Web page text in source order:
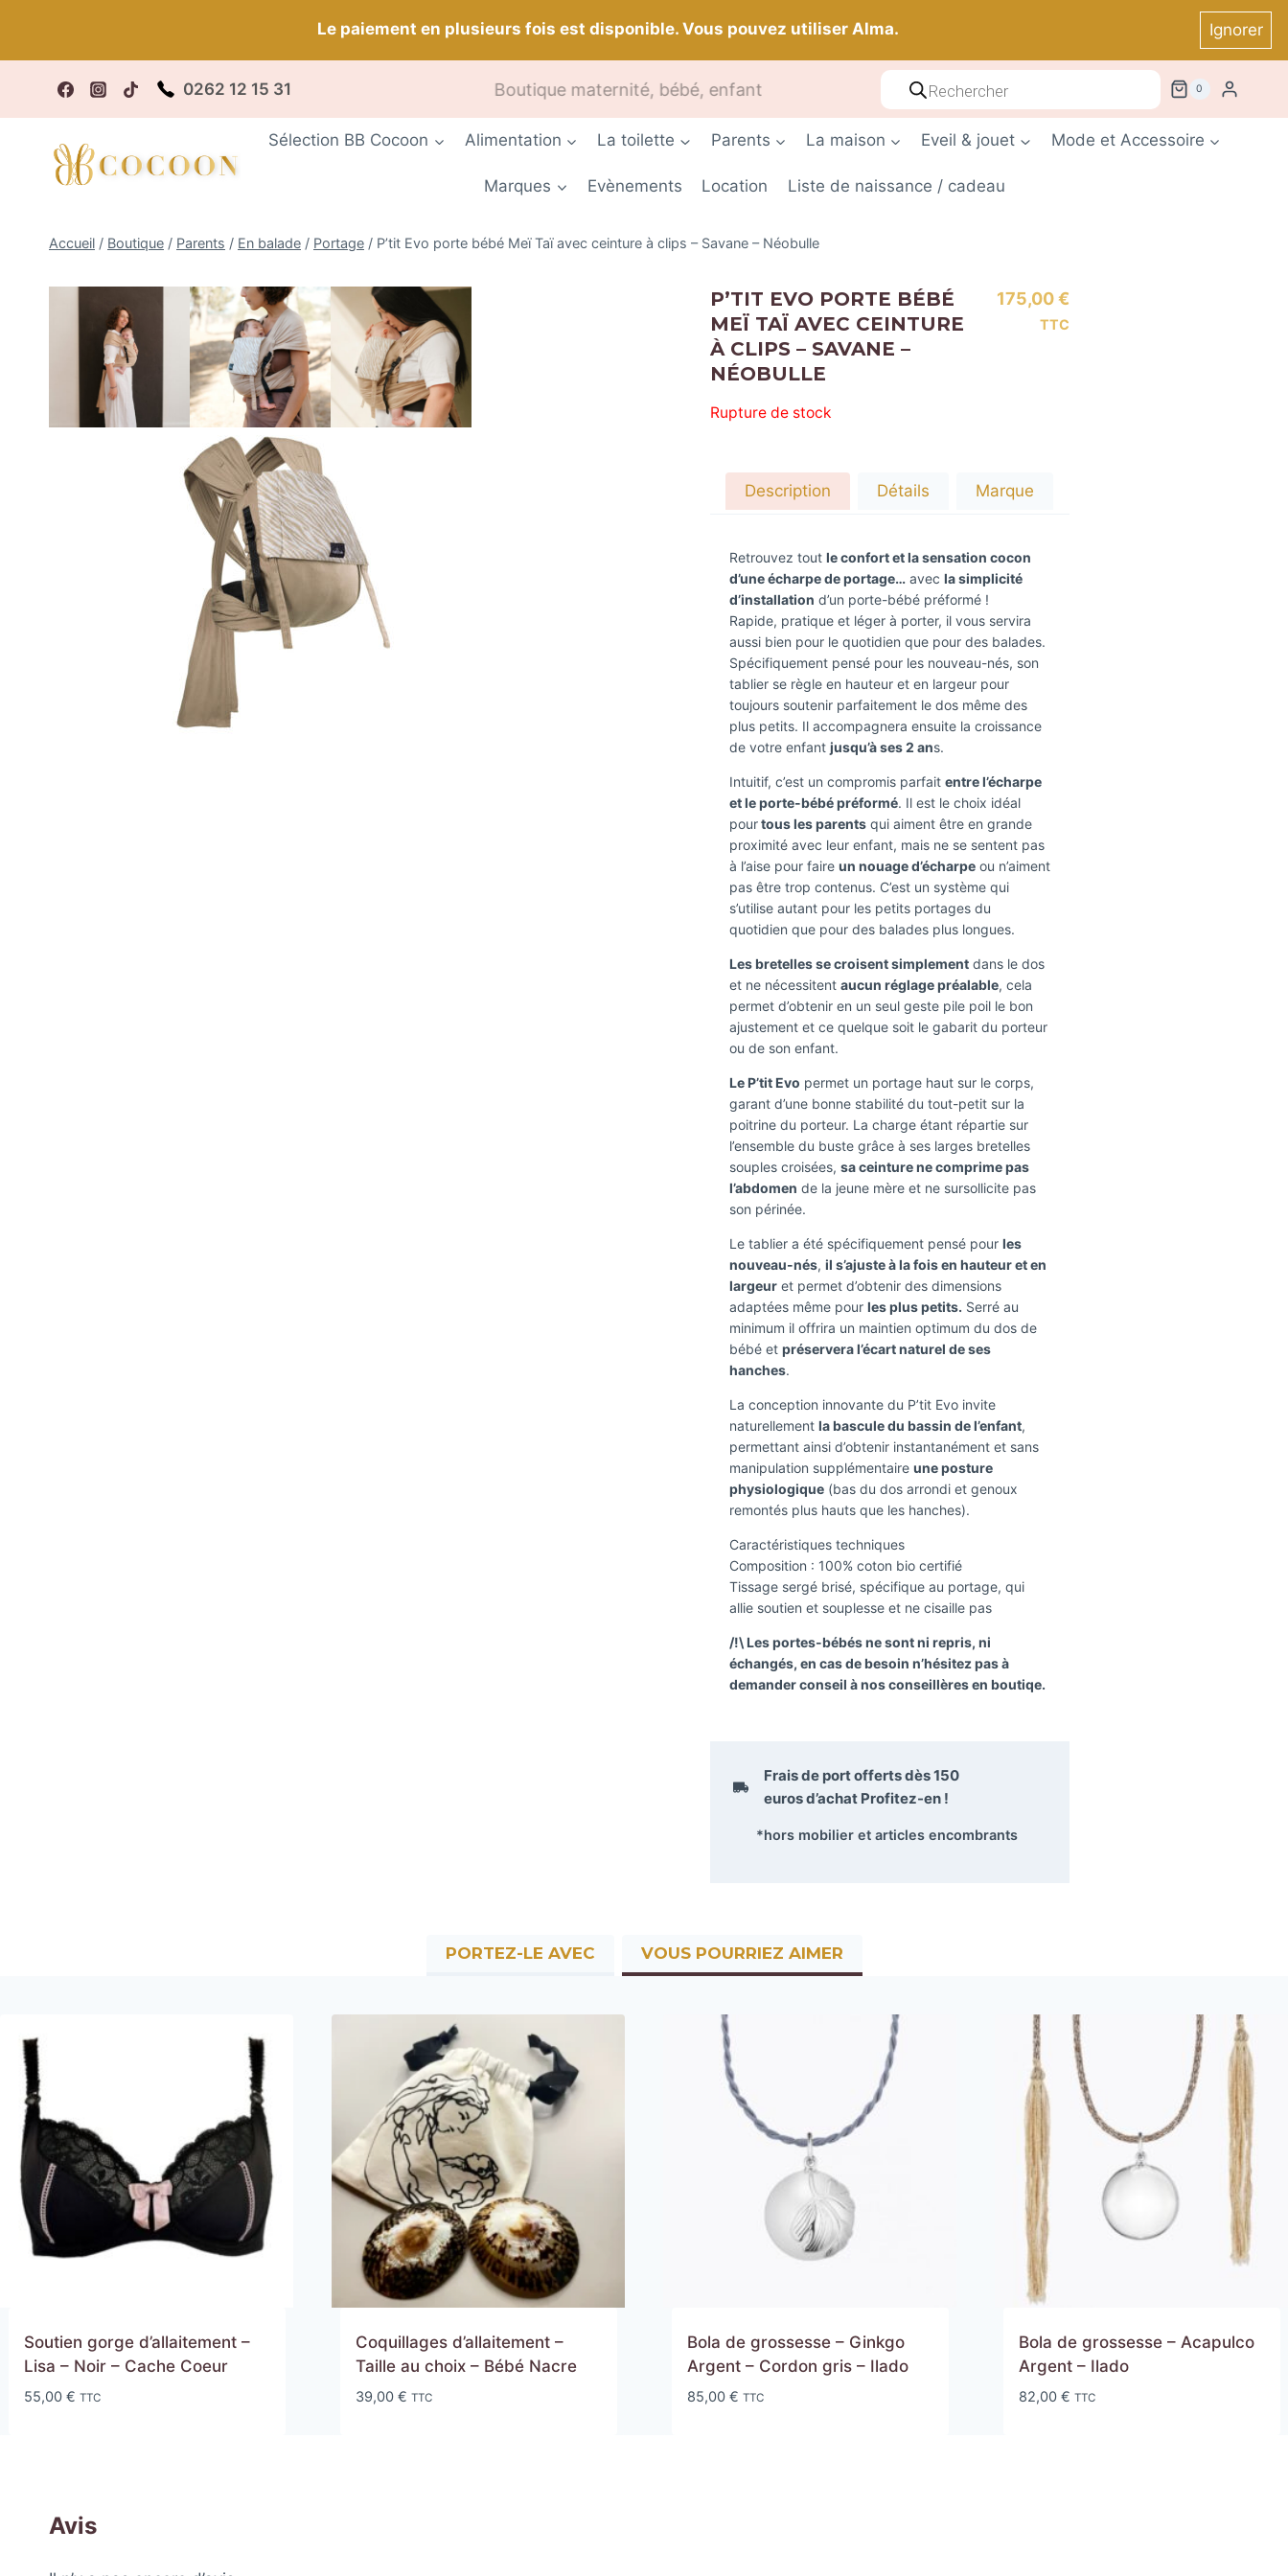
contenu
Le paiement en plusieurs fois est disponible. Vous pouvez utiliser Alma. Ignorer
0262 12 15 31 Boutique maternité, bébé, enfant
Frais de port offerts dès150 eurosd’achat Profitez-en ! *
Recherche
produits
0
Sélection BB Cocoon Alimentation La toilette Parents La maison Eveil & jouet Mode et Accessoire
Marques Evènements Location Liste de naissance / cadeau
Accueil / Boutique / Parents / En balade / Portage / P’tit Evo porte bébé Meï Taï avec ceinture à clips – Savane – Néobulle
P’TIT EVO PORTE BÉBÉ
MEÏ TAÏ AVEC CEINTURE
À CLIPS – SAVANE –
NÉOBULLE
175,00€
TTC
Rupture de stock
Description Détails Marque
Retrouvez tout le confort et la sensation cocon
d’une écharpe de portage…avec la simplicité
d’installation d’un porte-bébé préformé !
Rapide, pratique et léger à porter, il vous servira
aussi bien pour le quotidien que pour des balades.
Spécifiquement pensé pour les nouveau-nés, son
tablier se règle en hauteur et en largeur pour
toujours soutenir parfaitement le dos même des
plus petits. Il accompagnera ensuite la croissance
de votre enfant jusqu’à ses 2 ans.
Intuitif, c’est un compromis parfait entre l’écharpe
et le porte-bébé préformé. Il est le choix idéal
pourtous les parentsqui aiment être en grande
proximité avec leur enfant, mais ne se sentent pas
à l’aise pour faire un nouage d’écharpeou n’aiment
pas être trop contenus. C’est un système qui
s’utilise autant pour les petits portages du
quotidien que pour des balades plus longues.
Les bretelles se croisent simplementdans le dos
et ne nécessitent aucun réglage préalable, cela
permet d’obtenir en un seul geste pile poil le bon
ajustement et ce quelque soit le gabarit du porteur
ou de son enfant.
Le P’tit Evo permet un portage haut sur le corps,
garant d’une bonne stabilité du tout-petit sur la
poitrine du porteur. La charge étant répartie sur
l’ensemble du buste grâce à ses larges bretelles
souples croisées, sa ceinture ne comprime pas
l’abdomen de la jeune mère et ne sursollicite pas
son périnée.
Le tablier a été spécifiquement pensé pour les
nouveau-nés, il s’ajuste à la fois en hauteur et en
largeuret permet d’obtenir des dimensions
adaptées même pour les plus petits. Serré au
minimum il offrira un maintien optimum du dos de
bébé et préservera l’écart naturel de ses
hanches.
La conception innovante du P’tit Evo invite
naturellement la bascule du bassin de l’enfant,
permettant ainsi d’obtenir instantanément et sans
manipulation supplémentaire une posture
physiologique(bas du dos arrondi et genoux
remontés plus hauts que les hanches).
Caractéristiques techniques
Composition : 100% coton bio certifié
Tissage sergé brisé, spécifique au portage, qui
allie soutien et souplesse et ne cisaille pas
/!\ Les portes-bébés ne sont ni repris, ni
échangés, en cas de besoin n’hésitez pas à
demander conseil à nos conseillères en boutiqe.
Frais de port offerts dès150
eurosd’achat Profitez-en !
*hors mobilier et articles encombrants
PORTEZ-LE AVEC VOUS POURRIEZ AIMER
Soutien gorge d’allaitement –
Lisa – Noir – Cache Coeur
55,00 € TTC
Coquillages d’allaitement –
Taille au choix – Bébé Nacre
39,00 € TTC
Bola de grossesse – Ginkgo
Argent – Cordon gris – Ilado
85,00 € TTC
Bola de grossesse – Acapulco
Argent – Ilado
82,00 € TTC
Avis